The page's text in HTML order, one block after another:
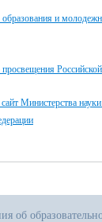
и
Министерства
об